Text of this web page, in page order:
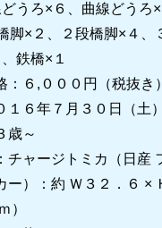
どうろ×６、曲線どうろ
脚×２、２段橋脚×４、
鉄橋×１
：６,０００円（税抜き）
１６年７月３０日（土）
歳～
チャージトミカ（日産
ー）：約 Ｗ３２．６ ×
）